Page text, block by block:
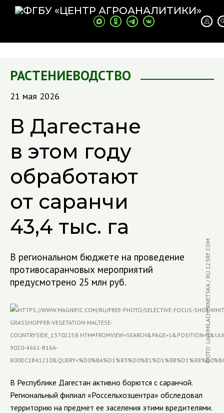
РАСТЕНИЕВОДСТВО
21 мая 2026
В Дагестане
в этом году
обработают
от саранчи
43,4 тыс. га
В региональном бюджете на проведение
противосаранчовых мероприятий
предусмотрено 25 млн руб.
ФОТО: LIUDMILACHERNETSKA / RU.123RF.COM
В Республике Дагестан активно борются с саранчой.
Региональный филиал «Россельхозцентра» обследовал
территорию на предмет ее заселения этими вредителями.